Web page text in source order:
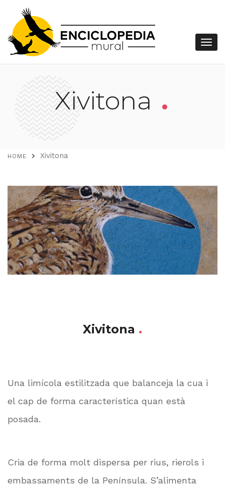
Xivitona .
HOME Xivitona
Xivitona .
Una limícola estilitzada que balanceja la cua i
el cap de forma característica quan està
posada.
Cria de forma molt dispersa per rius, rierols i
embassaments de la Península. S’alimenta